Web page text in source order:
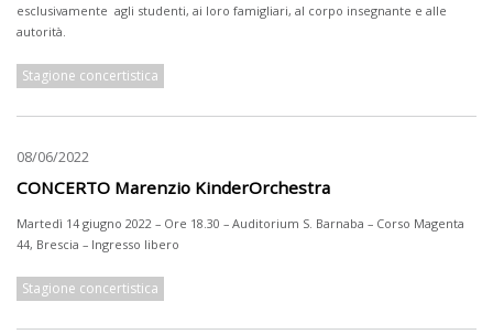
esclusivamente agli studenti, ai loro famigliari, al corpo insegnante e alle
autorità.
Stagione concertistica
08/06/2022
CONCERTO Marenzio KinderOrchestra
Martedì 14 giugno 2022 – Ore 18.30 – Auditorium S. Barnaba – Corso Magenta
44, Brescia – Ingresso libero
Stagione concertistica